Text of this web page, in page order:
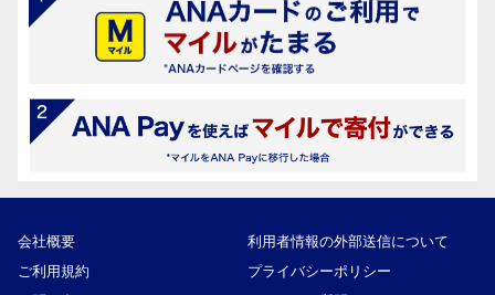
会社概要
利用者情報の外部送信について
ご利用規約
プライバシーポリシー